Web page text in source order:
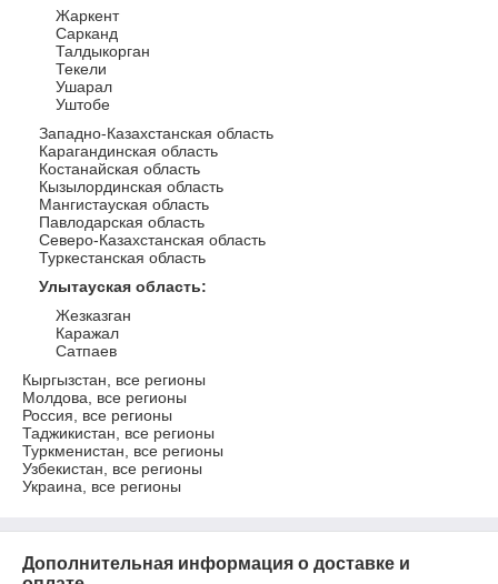
Жаркент
Сарканд
Талдыкорган
Текели
Ушарал
Уштобе
Западно-Казахстанская область
Карагандинская область
Костанайская область
Кызылординская область
Мангистауская область
Павлодарская область
Северо-Казахстанская область
Туркестанская область
Улытауская область:
Жезказган
Каражал
Сатпаев
Кыргызстан, все регионы
Молдова, все регионы
Россия, все регионы
Таджикистан, все регионы
Туркменистан, все регионы
Узбекистан, все регионы
Украина, все регионы
Дополнительная информация о доставке и